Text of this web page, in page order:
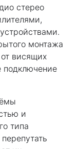
стерео
монтажа
от висящих
подключение
и
типа